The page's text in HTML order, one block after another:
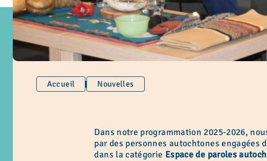
Accueil Nouvelles
Dans notre programmation 2025-2026,
par des personnes autochtones
dans la catégorie Espace de paroles